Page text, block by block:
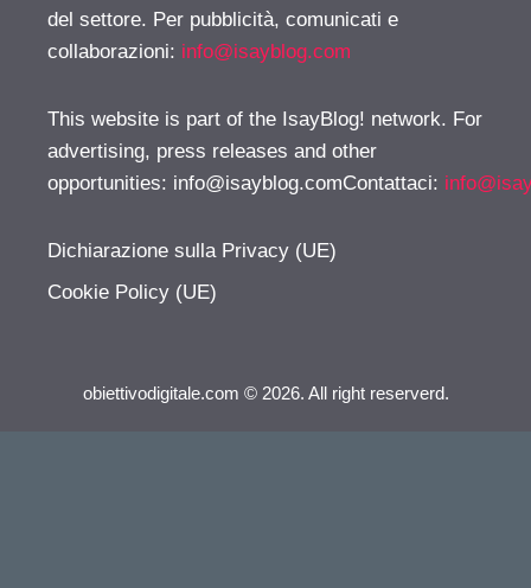
del settore. Per pubblicità, comunicati e
collaborazioni: info@isayblog.com
This website is part of the IsayBlog! network. For
advertising, press releases and other
opportunities: info@isayblog.comContattaci:
Dichiarazione sulla Privacy (UE)
Cookie Policy (UE)
obiettivodigitale.com © 2026. All right reserverd.